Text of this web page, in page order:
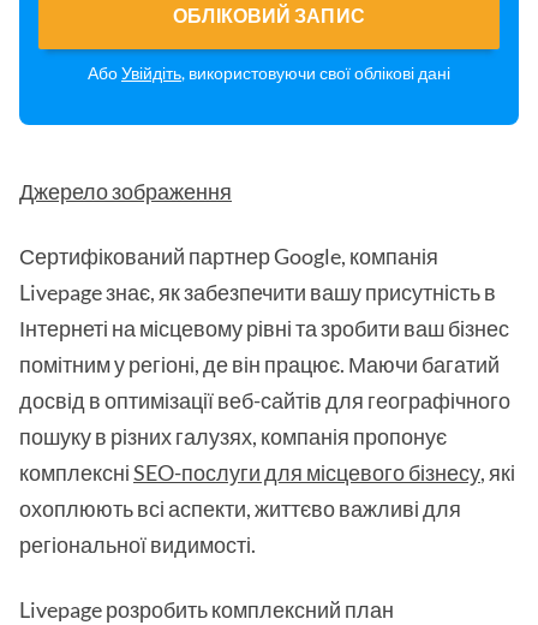
ОБЛІКОВИЙ ЗАПИС
АбоУвійдіть, використовуючи свої облікові дані
Джерело зображення
Сертифікований партнер Google, компанія
Livepage знає, як забезпечити вашу присутність в
Інтернеті на місцевому рівні та зробити ваш бізнес
помітним у регіоні, де він працює. Маючи багатий
досвід в оптимізації веб-сайтів для географічного
пошуку в різних галузях, компанія пропонує
комплексніSEO-послуги для місцевого бізнесу, які
охоплюють всі аспекти, життєво важливі для
регіональної видимості.
Livepage розробить комплексний план